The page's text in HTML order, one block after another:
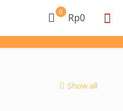
0 Rp0
Show all